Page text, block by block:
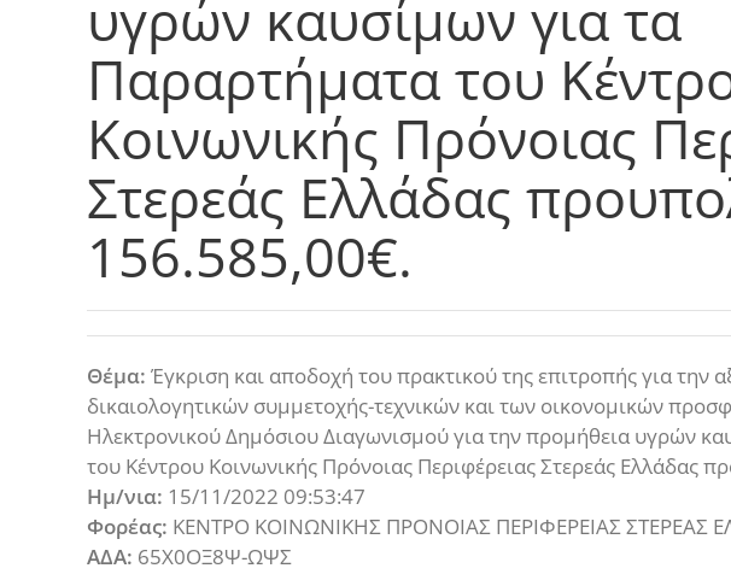
υγρών καυσίμων για τα
Παραρτήματα του
Κοινωνικής Πρόνοιας
Στερεάς Ελλάδας
156.585,00€.
Θέμα: Έγκριση και αποδοχή του πρακτικού της επιτροπής για την
δικαιολογητικών συμμετοχής-τεχνικών και των οικονομικών
Ηλεκτρονικού Δημόσιου Διαγωνισμού για την προμήθεια υγρών
του Κέντρου Κοινωνικής Πρόνοιας Περιφέρειας Στερεάς Ελλάδας
Ημ/νια: 15/11/2022 09:53:47
Φορέας: ΚΕΝΤΡΟ ΚΟΙΝΩΝΙΚΗΣ ΠΡΟΝΟΙΑΣ ΠΕΡΙΦΕΡΕΙΑΣ ΣΤΕΡΕΑΣ
ΑΔΑ: 65Χ0ΟΞ8Ψ-ΩΨΣ